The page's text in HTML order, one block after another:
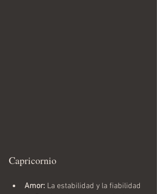
Capricornio
Amor: La estabilidad y la fiabilidad